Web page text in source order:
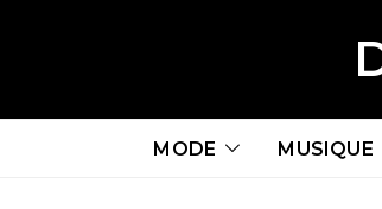
MODE MUSIQUE